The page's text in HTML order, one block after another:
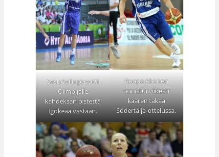
Sasu Salin pussitti
Olimpijalle
kahdeksan pistettä
Igokeaa vastaan.
Roope Ahonen
onnistui viidesti
kaaren takaa
Södertälje-ottelussa.